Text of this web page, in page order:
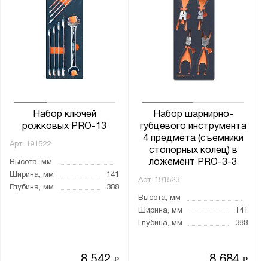
Набор ключей
рожковых PRO-13
Арт. 191522
Высота, мм
Ширина, мм
141
Глубина, мм
388
Набор шарнирно-
губцевого инструмента
4 предмета (съемники
стопорных колец) в
ложемент PRO-3-3
Арт. 191523
Высота, мм
Ширина, мм
141
Глубина, мм
388